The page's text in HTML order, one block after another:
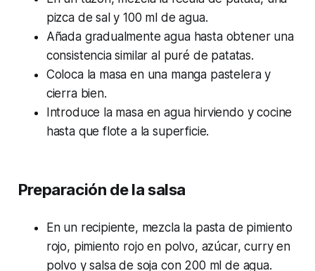
pizca de sal y 100 ml de agua.
Añada gradualmente agua hasta obtener una
consistencia similar al puré de patatas.
Coloca la masa en una manga pastelera y
cierra bien.
Introduce la masa en agua hirviendo y cocine
hasta que flote a la superficie.
Preparación de la salsa
En un recipiente, mezcla la pasta de pimiento
rojo, pimiento rojo en polvo, azúcar, curry en
polvo y salsa de soja con 200 ml de agua.